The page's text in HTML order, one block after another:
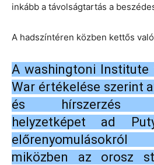
inkább a távolságtartás a
A hadszíntéren közben kettős
A washingtoni
War értékelése szerint
és hírszerzés
helyzetképet ad
miközben az orosz